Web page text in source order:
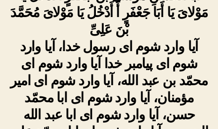
مَوْلایَ یَا أَبَا جَعْفَرٍ أَ أَدْخُلُ یَا مَوْلایَ مُحَمَّدَ
بْنَ عَلِیِّ
آیا وارد شوم اى رسول خدا، آیا وارد
شوم اى پیامبر خدا آیا وارد شوم اى
محمّد بن عبد الله، آیا وارد شوم اى امیر
مؤمنان، آیا وارد شوم اى ابا محمّد
حسن، آیا وارد شوم‏ اى ابا عبد الله